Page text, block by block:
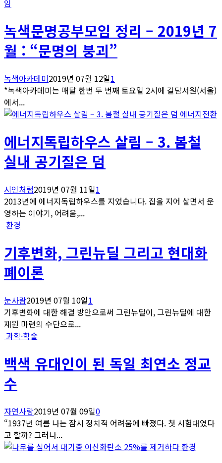
임
녹색문명공부모임 정리 – 2019년 7
월 : “문명의 붕괴”
녹색아카데미2019년 07월 12일1
*녹색아카데미는 매달 한번 두 번째 토요일 2시에 길담서원(서울)
에서...
에너지전환
에너지독립하우스 살림 – 3. 봄철
실내 공기질은 덤
시인처럼2019년 07월 11일1
2013년에 에너지독립하우스를 지었습니다. 집을 지어 살면서 운
영하는 이야기, 어려움,...
환경
기후변화, 그린뉴딜 그리고 현대화
폐이론
눈사람2019년 07월 10일1
기후변화에 대한 해결 방안으로써 그린뉴딜이, 그린뉴딜에 대한
재원 마련의 수단으로...
과학·학술
백색 유대인이 된 독일 최연소 정교
수
자연사랑2019년 07월 09일0
“1937년 여름 나는 잠시 정치적 어려움에 빠졌다. 첫 시험대였다
고 할까? 그러나...
환경